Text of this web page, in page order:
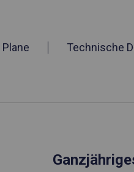
Plane Technische